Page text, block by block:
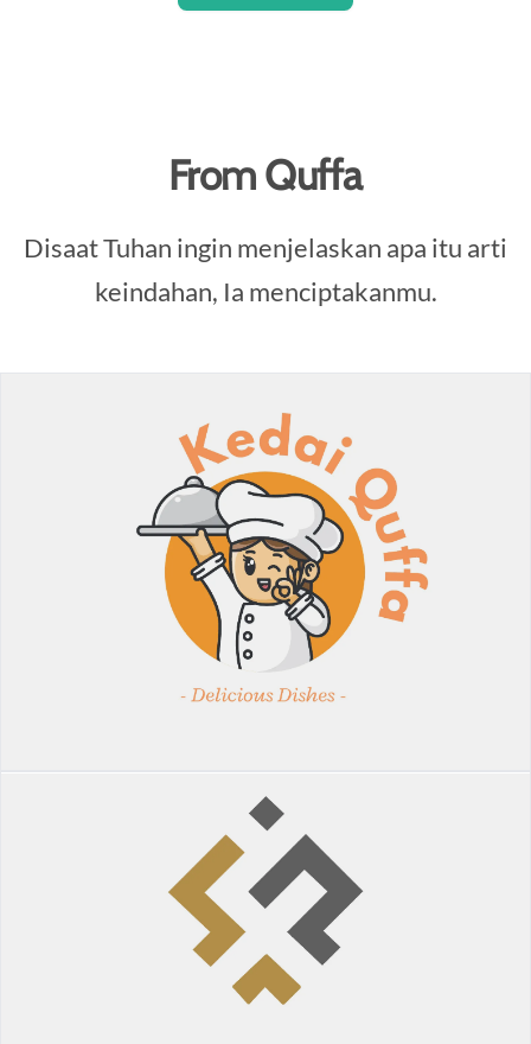
From Quffa
Disaat Tuhan ingin menjelaskan apa itu arti
keindahan, Ia menciptakanmu.